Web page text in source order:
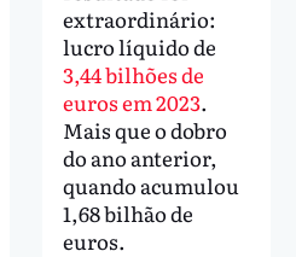
extraordinário:
lucro líquido de
3,44 bilhões de
euros em 2023.
Mais que o dobro
do ano anterior,
quando acumulou
1,68 bilhão de
euros.